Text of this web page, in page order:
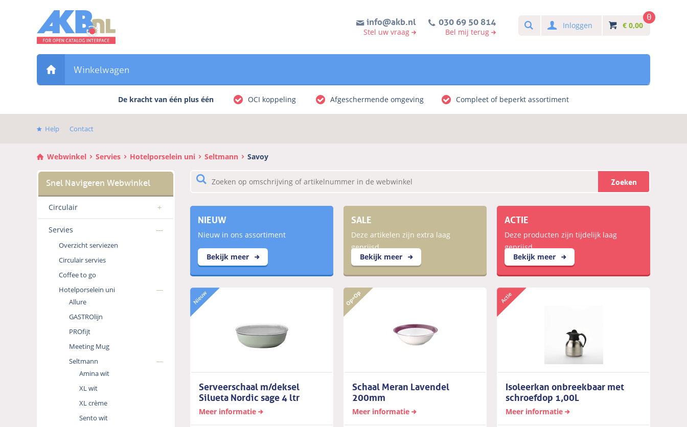
Direct
het
hoofdmenu
info@akb.nl
Stel uw vraag
030 69 50 814
Bel mij terug
SearchInloggen € 0,00
0
Winkelwagen
De kracht van één plus één OCI koppeling Afgeschermende omgeving Compleet of beperkt assortiment
Help Contact
Webwinkel Servies Hotelporselein uni Seltmann Savoy
Circulair
Servies
Overzicht serviezen
Circulair servies
Coffee to go
Hotelporselein uni
Allure
GASTROlijn
PROfijt
Meeting Mug
Seltmann
Amina wit
XL wit
XL crème
Sento wit
Zoeken
NIEUW
Nieuw in ons assortiment
Bekijk meer
Serveerschaal m/deksel
Silueta Nordic sage 4 ltr
Meer informatie
SALE
Deze artikelen zijn extra laag
geprijsd
Bekijk meer
Schaal Meran Lavendel
200mm
Meer informatie
ACTIE
Deze producten zijn tijdelijk laag
geprijsd
Bekijk meer
Isoleerkan onbreekbaar met
schroefdop 1,00L
Meer informatie